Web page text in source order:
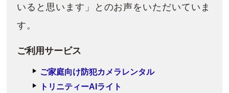
いると思います」とのお声をいただいていま
す。
ご利用サービス
ご家庭向け防犯カメラレンタル
トリニティーAIライト